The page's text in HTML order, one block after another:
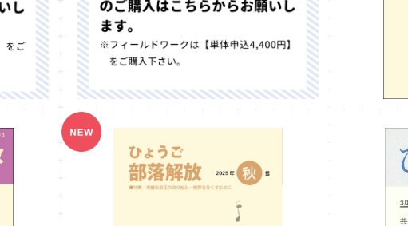
ひょうご部落解放192号